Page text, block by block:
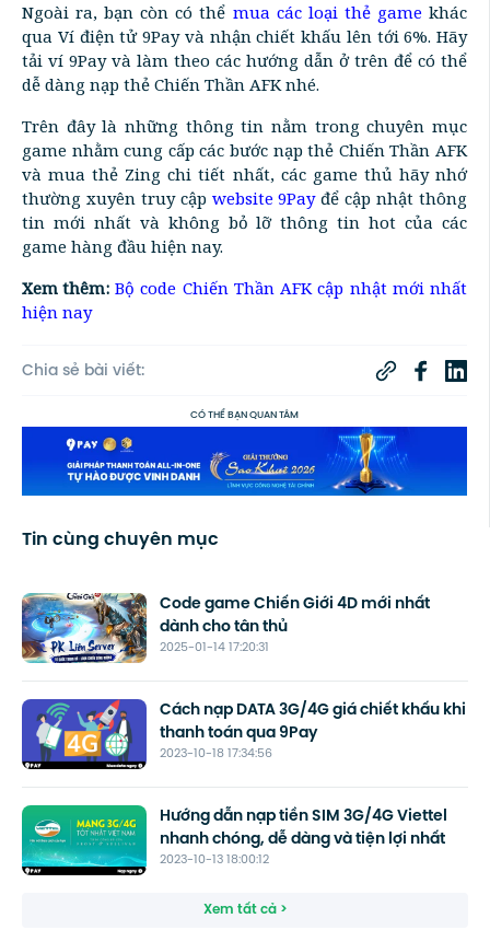
Ngoài ra, bạn còn có thể mua các loại thẻ gamekhác
qua Ví điện tử 9Pay và nhận chiết khấu lên tới 6%. Hãy
tải ví 9Pay và làm theo các hướng dẫn ở trên để có thể
dễ dàng nạp thẻ Chiến Thần AFK nhé.
Trên đây là những thông tin nằm trong chuyên mục
game nhằm cung cấp các bước nạp thẻ Chiến Thần AFK
và mua thẻ Zing chi tiết nhất, các game thủ hãy nhớ
thường xuyên truy cập website 9Payđể cập nhật thông
tin mới nhất và không bỏ lỡ thông tin hot của các
game hàng đầu hiện nay.
Xem thêm: Bộ code Chiến Thần AFK cập nhật mới nhất
hiện nay
Chia sẻ bài viết:
CÓ THỂ BẠN QUAN TÂM
Tin cùng chuyên mục
2025-01-14 17:20:31
Code game Chiến Giới 4D mới nhất
dành cho tân thủ
2023-10-18 17:34:56
Cách nạp DATA 3G/4G giá chiết khấu khi
thanh toán qua 9Pay
2023-10-13 18:00:12
Hướng dẫn nạp tiền SIM 3G/4G Viettel
nhanh chóng, dễ dàng và tiện lợi nhất
Xem tất cả >